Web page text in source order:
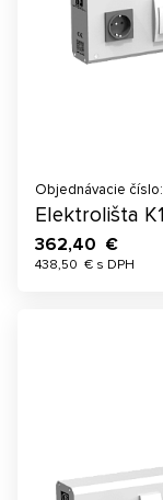
Objednávacie číslo:
Elektrolišta
362,40 €
438,50 € s DPH